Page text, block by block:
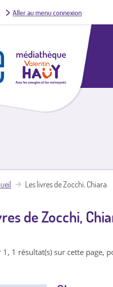
Aller au menu connexion
Les livres de Zocchi, Chiara
de Zocchi,
1, 1 résultat(s) sur cette page,